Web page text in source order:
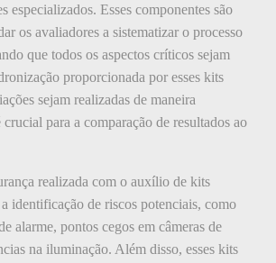
especializados. Esses componentes são
os avaliadores a sistematizar o processo
que todos os aspectos críticos sejam
proporcionada por esses kits
sejam realizadas de maneira
para a comparação de resultados ao
realizada com o auxílio de kits
identificação de riscos potenciais, como
alarme, pontos cegos em câmeras de
na iluminação. Além disso, esses kits